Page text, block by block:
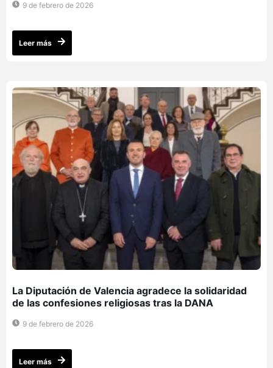
9 de febrero de 2026
Leer más
La Diputación de Valencia agradece la solidaridad
de las confesiones religiosas tras la DANA
9 de febrero de 2026
Leer más